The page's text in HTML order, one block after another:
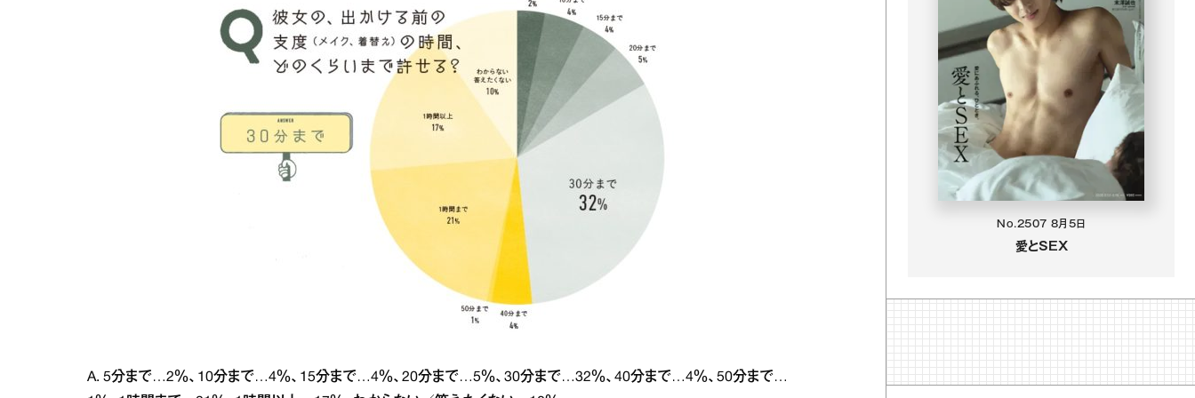
A. 5分まで…2％、10分まで…4％、15分まで…4％、20分まで…5％、30分まで…32％、40分まで…4％、50分まで…
No.2507 8月5日
愛とSEX